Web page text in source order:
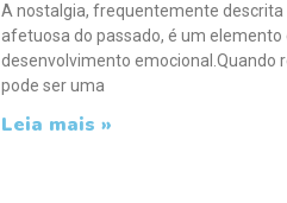
A nostalgia, frequentemente descrita
afetuosa do passado, é um elemento
desenvolvimento emocional.Quando
pode ser uma
Leia mais »